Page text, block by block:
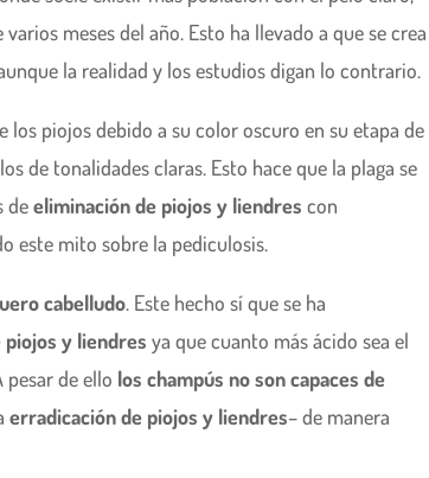
meses del año. Esto ha llevado a que se crea
la realidad y los estudios digan lo contrario.
los piojos debido a su color oscuro en su etapa de
de tonalidades claras. Esto hace que la plaga se
deeliminación de piojos y liendres con
este mito sobre la pediculosis.
cabelludo. Este hecho sí que se ha
piojos y liendres ya que cuanto más ácido sea el
de ello los champús no son capaces de
erradicación de piojos y liendres– de manera